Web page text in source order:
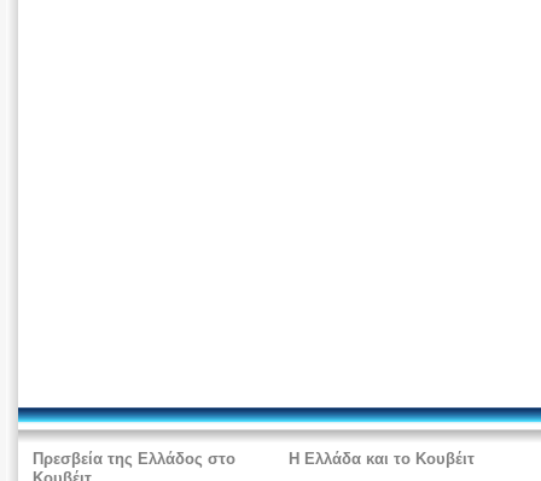
Πρεσβεία της Ελλάδος στο
Η Ελλάδα και το Κουβέιτ